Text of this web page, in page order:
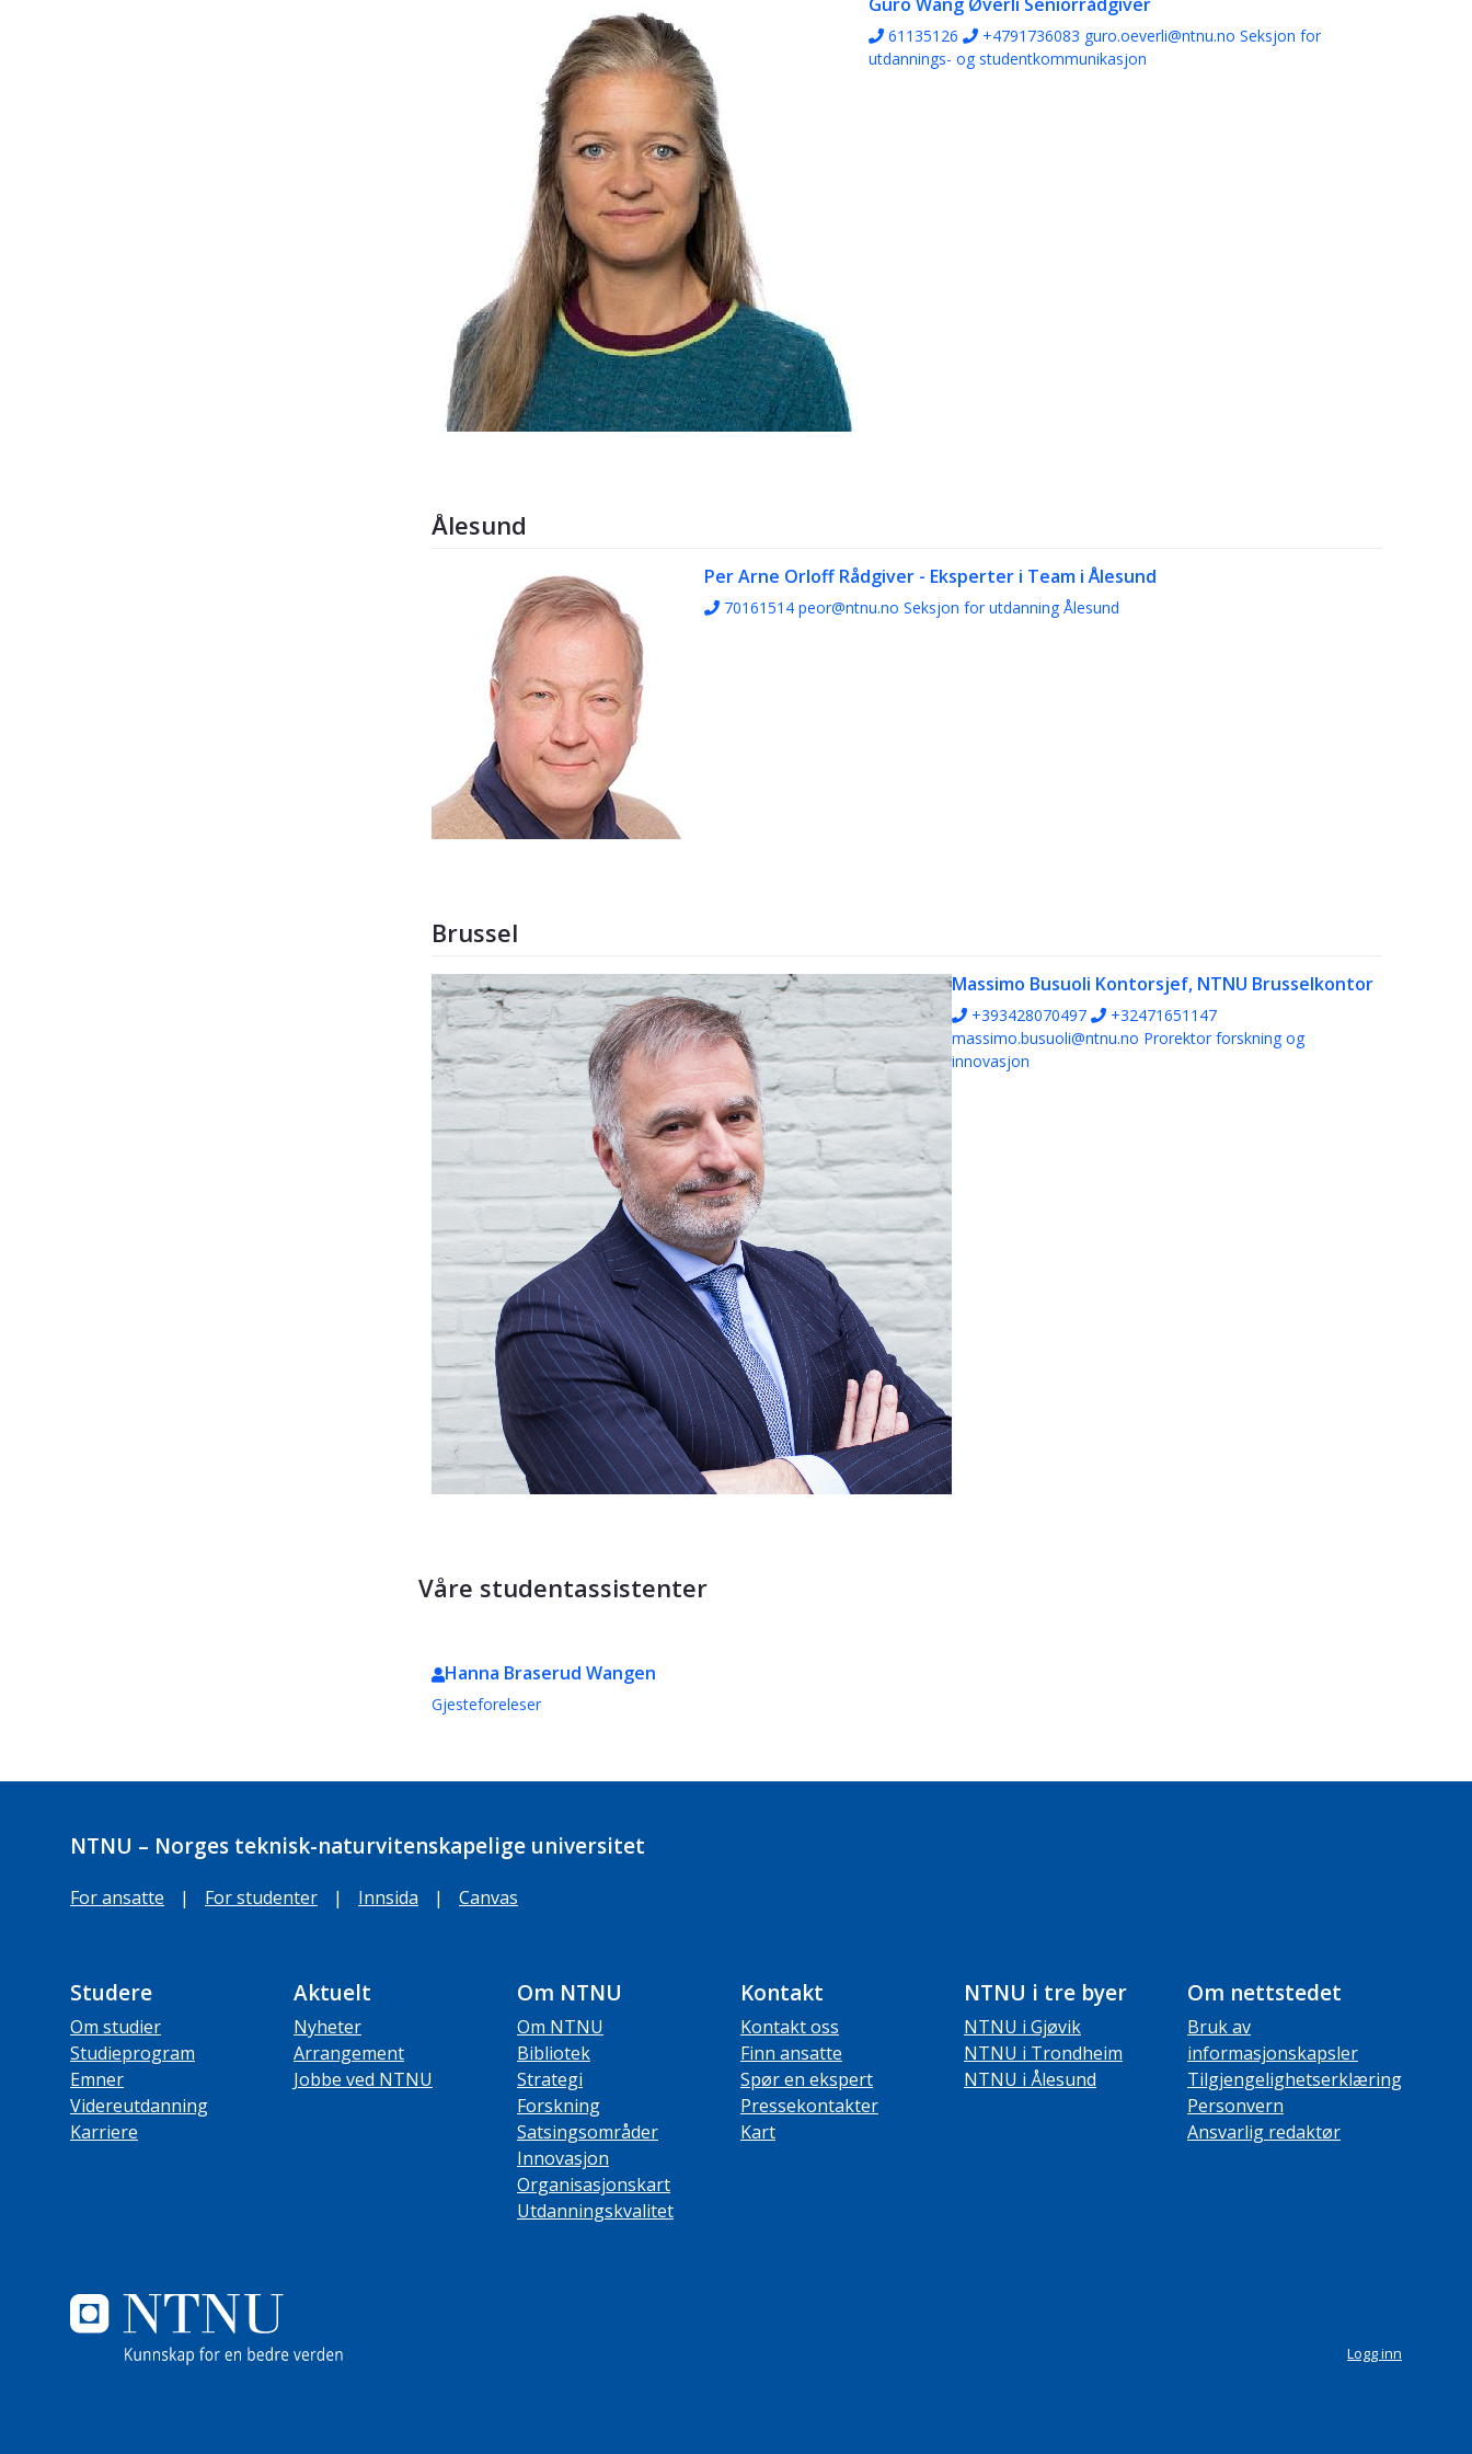
61135126 +4791736083 guro.oeverli@ntnu.no Seksjon for
utdannings- og studentkommunikasjon
Ålesund
Per Arne Orloff Rådgiver - Eksperter i Team i Ålesund
70161514 peor@ntnu.no Seksjon for utdanning Ålesund
Brussel
Massimo Busuoli Kontorsjef, NTNU Brusselkontor
+393428070497
+32471651147
massimo.busuoli@ntnu.no Prorektor forskning og
innovasjon
Våre studentassistenter
Hanna Braserud Wangen
Gjesteforeleser
NTNU – Norges teknisk-naturvitenskapelige universitet
For ansatte | For studenter | Innsida | Canvas
Studere
Om studier
Studieprogram
Emner
Videreutdanning
Karriere
Aktuelt
Nyheter
Arrangement
Jobbe ved NTNU
Om NTNU
Om NTNU
Bibliotek
Strategi
Forskning
Satsingsområder
Innovasjon
Organisasjonskart
Utdanningskvalitet
Kontakt
Kontakt oss
Finn ansatte
Spør en ekspert
Pressekontakter
Kart
NTNU i tre byer
NTNU i Gjøvik
NTNU i Trondheim
NTNU i Ålesund
Om nettstedet
Bruk av
informasjonskapsler
Tilgjengelighetserklæring
Personvern
Ansvarlig redaktør
Logg inn